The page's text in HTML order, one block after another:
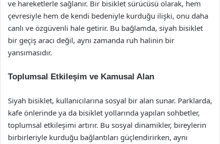
ve hareketlerle sağlanır. Bir bisiklet sürücüsü olarak, hem
çevresiyle hem de kendi bedeniyle kurduğu ilişki, onu daha
canlı ve özgüvenli hale getirir. Bu bağlamda, siyah bisiklet
bir geçiş aracı değil, aynı zamanda ruh halinin bir
yansımasıdır.
Toplumsal Etkileşim ve Kamusal Alan
Siyah bisiklet, kullanıcılarına sosyal bir alan sunar. Parklarda,
kafe önlerinde ya da bisiklet yollarında yapılan sohbetler,
toplumsal etkileşimi artırır. Bu sosyal dinamikler, bireylerin
birbirleriyle kurduğu bağlantıları güçlendirirken, aynı